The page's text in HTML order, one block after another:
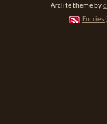
Arclite theme by
Entries